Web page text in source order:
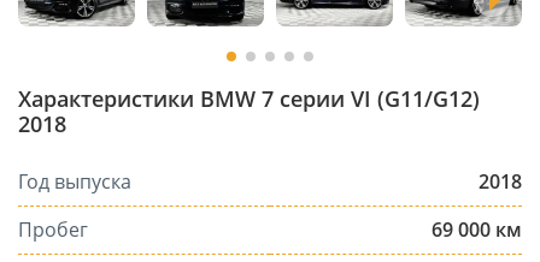
Характеристики BMW 7 серии VI (G11/G12)
2018
Год выпуска
2018
Пробег
69 000 км